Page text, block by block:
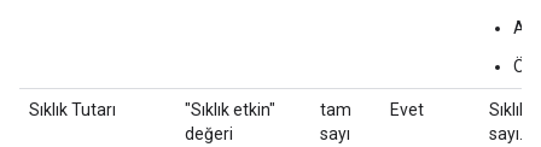
Ay
Sıklık Tutarı
"Sıklık etkin"
değeri
tam
sayı
Evet
sayı.